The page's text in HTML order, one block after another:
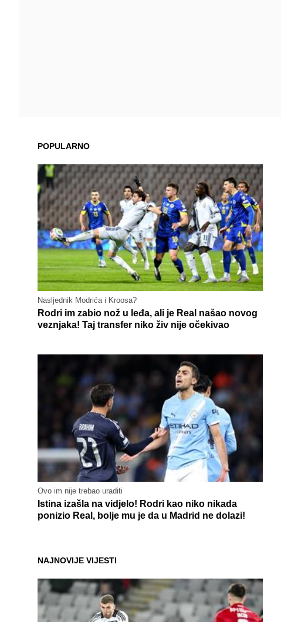
POPULARNO
Nasljednik Modrića i Kroosa?
Rodri im zabio nož u leđa, ali je Real našao novog
veznjaka! Taj transfer niko živ nije očekivao
Ovo im nije trebao uraditi
Istina izašla na vidjelo! Rodri kao niko nikada
ponizio Real, bolje mu je da u Madrid ne dolazi!
NAJNOVIJE VIJESTI